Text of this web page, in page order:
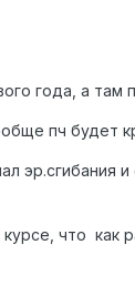
года, а там
пч будет
эр.сгибания
что как